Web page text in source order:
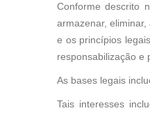
Conforme descrito
armazenar,
e os princípios
responsabilização e
As bases legais
Tais interesses